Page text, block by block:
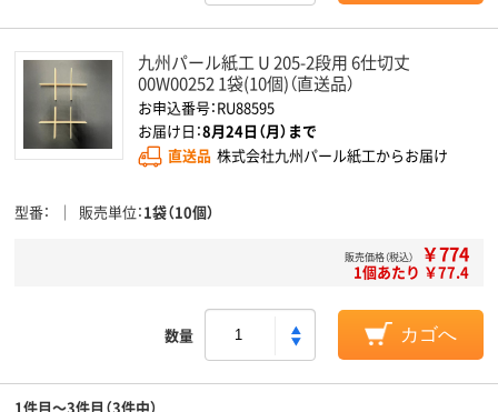
九州パール紙工 U 205-2段用 6仕切丈
00W00252 1袋(10個)（直送品）
お申込番号：RU88595
お届け日：8月24日（月）まで
直送品 株式会社九州パール紙工からお届け
型番 販売単位 1袋（10個）
販売価格（税込） ￥774
1個あたり ￥77.4
数量 カゴへ
1件目～3件目（3件中）